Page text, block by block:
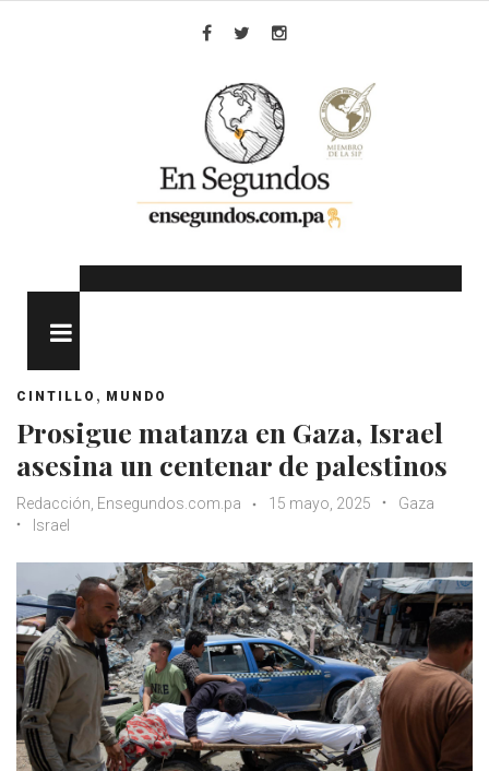
CINTILLO , MUNDO
Prosigue matanza en Gaza, Israel
asesina un centenar de palestinos
Redacción, Ensegundos.com.pa 15 mayo, 2025
Gaza
Israel